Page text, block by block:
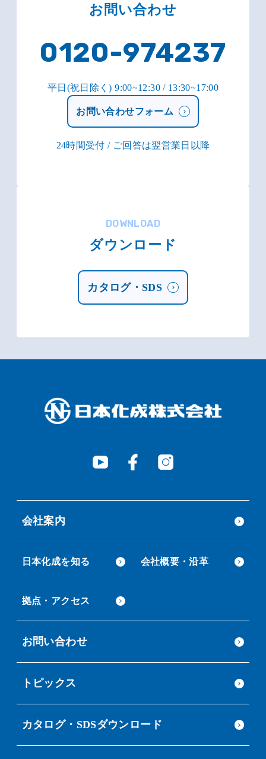
お問い合わせ
0120-974237
平日(祝日除く) 9:00~12:30 / 13:30~17:00
お問い合わせフォーム
24時間受付 / ご回答は翌営業日以降
DOWNLOAD
ダウンロード
カタログ・SDS
会社案内
日本化成を知る 会社概要・沿革
拠点・アクセス
お問い合わせ
トピックス
カタログ・SDSダウンロード